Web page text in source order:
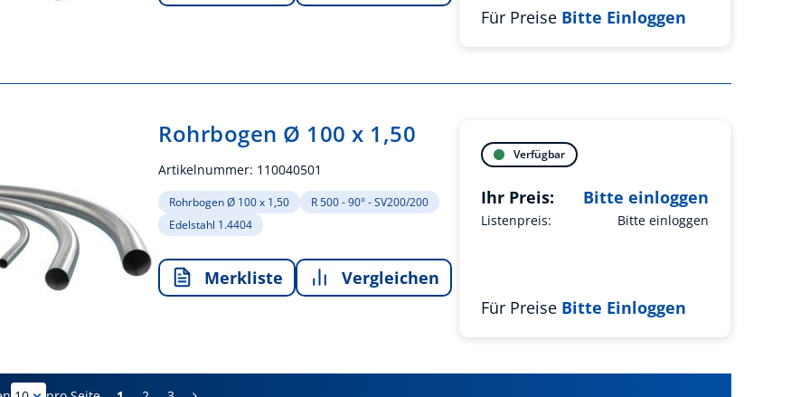
Für Preise Bitte Einloggen
Rohrbogen Ø 100 x 1,50
Artikelnummer: 110040501
Rohrbogen Ø 100 x 1,50
R 500 - 90° - SV200/200
Edelstahl 1.4404
Merkliste Vergleichen
Verfügbar
Listenpreis: Bitte einloggen
Ihr Preis: Bitte einloggen
Für Preise Bitte Einloggen